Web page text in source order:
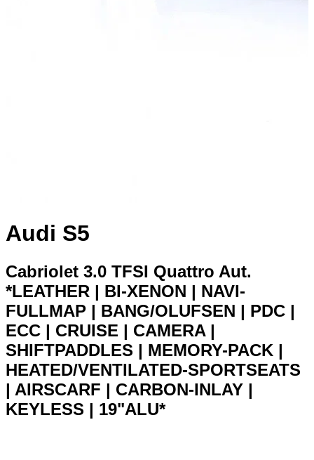
Audi S5
Cabriolet 3.0 TFSI Quattro Aut.
*LEATHER | BI-XENON | NAVI-
FULLMAP | BANG/OLUFSEN | PDC |
ECC | CRUISE | CAMERA |
SHIFTPADDLES | MEMORY-PACK |
HEATED/VENTILATED-SPORTSEATS
| AIRSCARF | CARBON-INLAY |
KEYLESS | 19"ALU*